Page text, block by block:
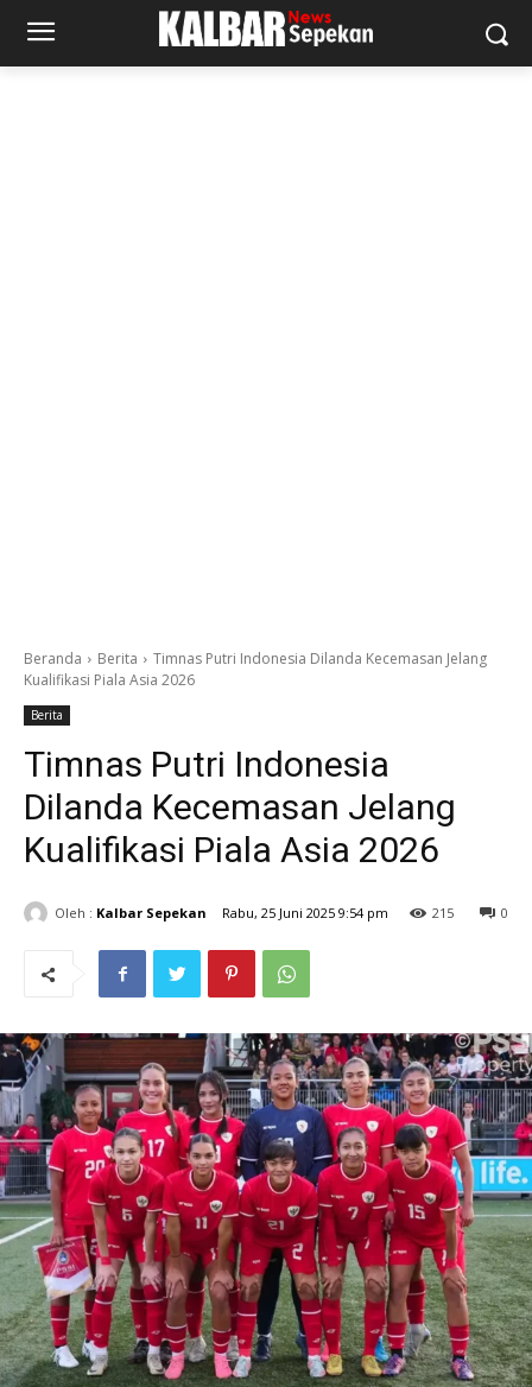
Beranda Berita
Timnas Putri Indonesia Dilanda Kecemasan Jelang
Kualifikasi Piala Asia 2026
Berita
Timnas Putri Indonesia
Dilanda Kecemasan Jelang
Kualifikasi Piala Asia 2026
Oleh : Kalbar Sepekan Rabu, 25 Juni 2025 9:54 pm 0
215